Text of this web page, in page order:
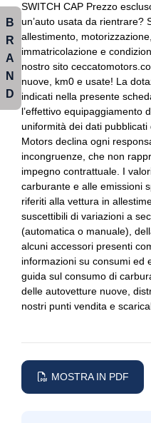
Interni in tessuto
Kit emergenza
Kit riparazione pneumatici /
Pacchetto
Pacchetto sicurezza
Personalizzazione colori
Personalizzazioni linea e
Poggiatesta posteriori
Predisposizioni
Regolatore di velocità -
Sedili abbattibili
Sedili anteriori sportivi
Selettore stile di guida
Servosterzo
Cielo
Climatizzatore automatico a
Fari a led
Fari automatici e sensore
Freni a disco
Freno di stazionamento
I
Impianto audio
Impianto audio con 10
Impianto audio con
Impianto di navigazione con
Impianto di scarico
Interni in tessuto
Kit emergenza
SWITCH CAP Prezzo
un’auto usata da rientrare?
allestimento,
immatricolazione e
nostro sito
nuove, km0 e usate! La
indicati nella presente
l’effettivo equipaggiamento
uniformità dei dati
Motors declina ogni
incongruenze, che non
impegno contrattuale. I
carburante e alle emissioni
riferiti alla vettura in
suscettibili di variazioni a
(automatica o manuale),
alcuni accessori presenti
informazioni su consumi ed
guida sul consumo di
delle autovetture nuove,
nostri punti vendita e
MOSTRA IN PDF
B
R
A
N
D